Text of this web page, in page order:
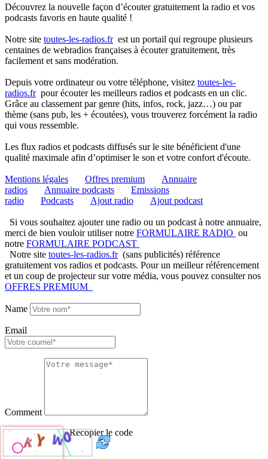
Découvrez la nouvelle façon d’écouter gratuitement la radio et vos
podcasts favoris en haute qualité !
Notre site toutes-les-radios.frest un portail qui regroupe plusieurs
centaines de webradios françaises à écouter gratuitement, très
facilement et sans modération.
Depuis votre ordinateur ou votre téléphone, visitez toutes-les-
radios.frpour écouter les meilleurs radios et podcasts en un clic.
Grâce au classement par genre (hits, infos, rock, jazz…) ou par
thème (sans pub, les + écoutées), vous trouverez forcément la radio
qui vous ressemble.
Les flux radios et podcasts diffusés sur le site bénéficient d'une
qualité maximale afin d’optimiser le son et votre confort d'écoute.
Mentions légales Offres premium
Annuaire
radios
Annuaire podcasts
Emissions
radio
Podcasts Ajout radio Ajout podcast
Si vous souhaitez ajouter une radio ou un podcast à notre annuaire,
merci de bien vouloir utiliser notre FORMULAIRE RADIO ou
notre FORMULAIRE PODCAST
Notre site toutes-les-radios.fr(sans publicités) référence
gratuitement vos radios et podcasts. Pour un meilleur référencement
et un coup de projecteur sur votre média, vous pouvez consulter nos
OFFRES PREMIUM
Name
Email
Comment
Recopier le code